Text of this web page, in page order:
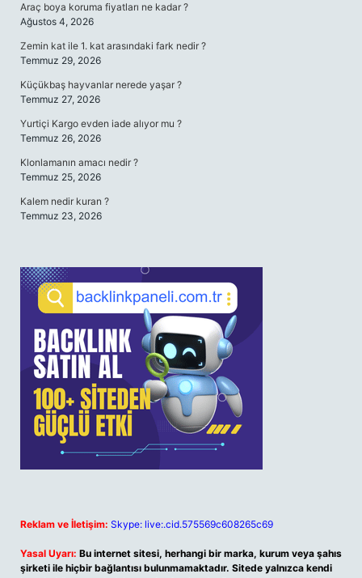
Araç boya koruma fiyatları ne kadar ?
Ağustos 4, 2026
Zemin kat ile 1. kat arasındaki fark nedir ?
Temmuz 29, 2026
Küçükbaş hayvanlar nerede yaşar ?
Temmuz 27, 2026
Yurtiçi Kargo evden iade alıyor mu ?
Temmuz 26, 2026
Klonlamanın amacı nedir ?
Temmuz 25, 2026
Kalem nedir kuran ?
Temmuz 23, 2026
Reklam ve İletişim: Skype: live:.cid.575569c608265c69
Yasal Uyarı: Bu internet sitesi, herhangi bir marka, kurum veya şahıs
şirketi ile hiçbir bağlantısı bulunmamaktadır. Sitede yalnızca kendi